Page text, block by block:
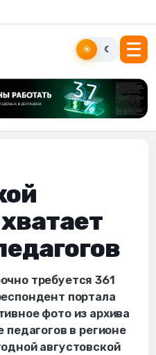
☀ ☾
требуется 361
портала
фото из архива
в регионе
августовской